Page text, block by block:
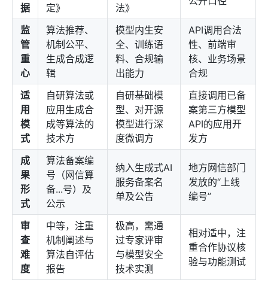
据 定》 法》
监
管
重
心
算法推荐、
机制公平、
生成合成逻
辑
模型内生安
全、训练语
料、合规输
出能力
API调用合法
性、前端审
核、业务场景
合规
适
用
模
式
自研算法或
应用生成合
成等算法的
技术方
自研基础模
型、对开源
模型进行深
度微调方
直接调用已备
案第三方模型
API的应用开
发方
成
果
形
式
算法备案编
号（网信算
备...号）及
公示
纳入生成式AI
服务备案名
单及公告
地方网信部门
发放的“上线
编号”
审
查
难
度
中等，注重
机制阐述与
算法自评估
报告
极高，需通
过专家评审
与模型安全
技术实测
相对适中，注
重合作协议核
验与功能测试